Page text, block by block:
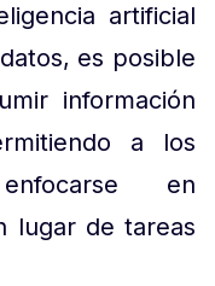
artificial
es posible
información
a los
en
lugar de tareas